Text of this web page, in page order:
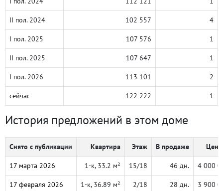
II пол. 2024 102 557 4
I пол. 2025 107 576 1
II пол. 2025 107 647 1
I пол. 2026 113 101 2
сейчас 122 222 1
История предложений в этом доме
Снято с публикации Квартира Этаж В продаже
17 марта 2026 1-к, 33.2 м² 15/18 46 дн. 4 000
17 февраля 2026 1-к, 36.89 м² 2/18 28 дн. 3 900